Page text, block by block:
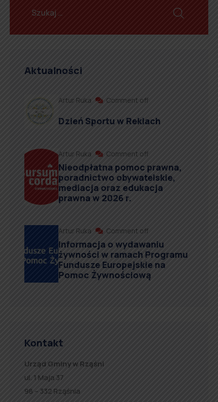
Aktualności
Artur Ruka Comment off
Dzień Sportu w Reklach
Artur Ruka Comment off
Nieodpłatna pomoc prawna,
poradnictwo obywatelskie,
mediacja oraz edukacja
prawna w 2026 r.
Artur Ruka Comment off
Informacja o wydawaniu
żywności w ramach Programu
Fundusze Europejskie na
Pomoc Żywnościową
Kontakt
Urząd Gminy w Rząśni
ul. 1 Maja 37
98 – 332 Rząśnia